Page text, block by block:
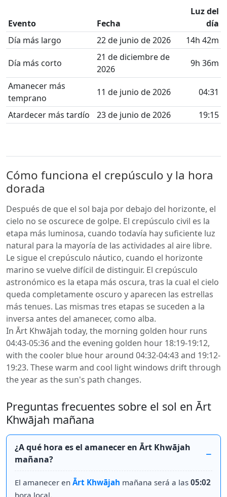
Evento Fecha
Luz del
día
Día más largo
22 de junio de 2026 14h 42m
Día más corto
21 de diciembre de
2026
9h 36m
Amanecer más
temprano
11 de junio de 2026 04:31
Atardecer más tardío 23 de junio de 2026 19:15
Cómo funciona el crepúsculo y la hora
dorada
Después de que el sol baja por debajo del horizonte, el
cielo no se oscurece de golpe. El crepúsculo civil es la
etapa más luminosa, cuando todavía hay suficiente luz
natural para la mayoría de las actividades al aire libre.
Le sigue el crepúsculo náutico, cuando el horizonte
marino se vuelve difícil de distinguir. El crepúsculo
astronómico es la etapa más oscura, tras la cual el cielo
queda completamente oscuro y aparecen las estrellas
más tenues. Las mismas tres etapas se suceden a la
inversa antes del amanecer, como alba.
In Ārt Khwājah today, the morning golden hour runs
04:43-05:36 and the evening golden hour 18:19-19:12,
with the cooler blue hour around 04:32-04:43 and 19:12-
19:23. These warm and cool light windows drift through
the year as the sun's path changes.
Preguntas frecuentes sobre el sol en Ārt
Khwājah mañana
¿A qué hora es el amanecer en Ārt Khwājah
mañana?
El amanecer en Ārt Khwājah mañana será a las 05:02
hora local.